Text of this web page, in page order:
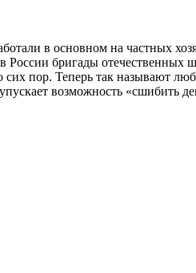
в основном на частных
России бригады
пор. Теперь так называют
возможность «сшибить